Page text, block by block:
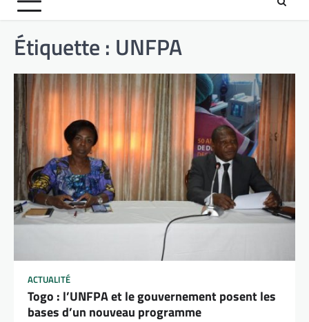
Étiquette : UNFPA
ACTUALITÉ
Togo : l’UNFPA et le gouvernement posent les
bases d’un nouveau programme